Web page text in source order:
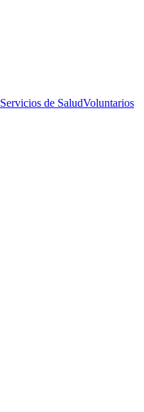
Servicios de SaludVoluntarios